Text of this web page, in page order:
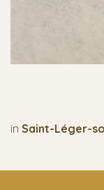
in Saint-Léger-